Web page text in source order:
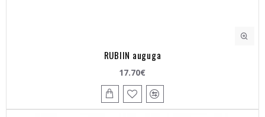
RUBIIN auguga
17.70€